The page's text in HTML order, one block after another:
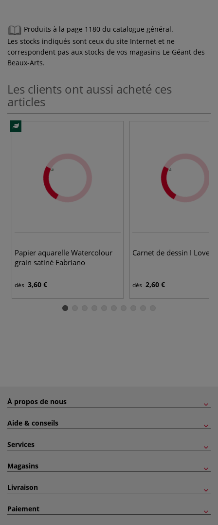
Produits à la page 1180 du catalogue général.
Les stocks indiqués sont ceux du site Internet et ne
correspondent pas aux stocks de vos magasins Le Géant des
Beaux-Arts.
Les clients ont aussi acheté ces
articles
Papier aquarelle Watercolour
grain satiné Fabriano
dès 3,60 €
Carnet de dessin I Love
dès 2,60 €
À propos de nous
Aide & conseils
Services
Magasins
Livraison
Paiement